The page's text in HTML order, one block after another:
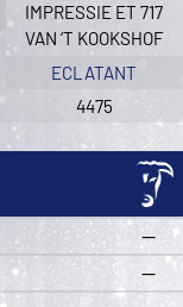
IMPRESSIE ET 717
VAN ‘T KOOKSHOF
ECLATANT
4475
—
—